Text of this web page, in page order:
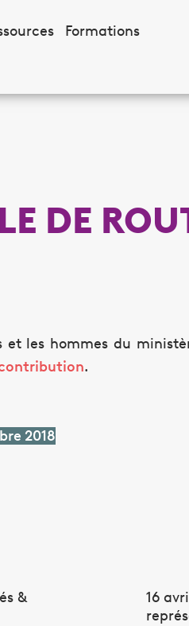
Formations
DE
les hommes du
.
2018
&
16